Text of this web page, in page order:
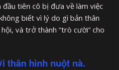
tiên cô bị đưa về làm việc
biết vì lý do gì bản thân
và trở thành “trò cười” cho
thân hình nuột nà.